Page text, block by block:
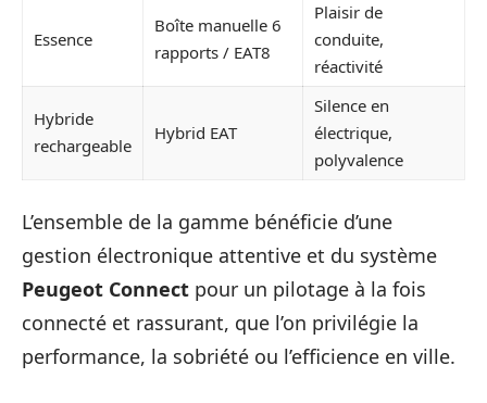
Essence
Boîte manuelle 6
rapports / EAT8
Plaisir de
conduite,
réactivité
Hybride
rechargeable
Hybrid EAT
Silence en
électrique,
polyvalence
L’ensemble de la gamme bénéficie d’une
gestion électronique attentive et du système
Peugeot Connect pour un pilotage à la fois
connecté et rassurant, que l’on privilégie la
performance, la sobriété ou l’efficience en ville.